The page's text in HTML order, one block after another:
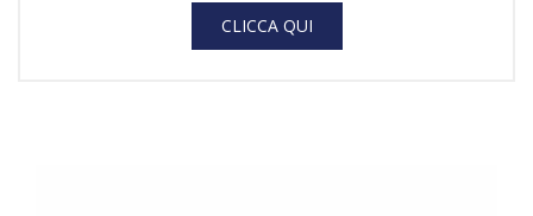
Contatti
CLICCA QUI